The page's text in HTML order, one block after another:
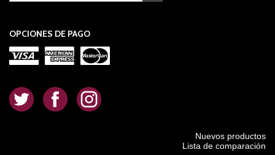
OPCIONES DE PAGO
. . .
Nuevos productos
Lista de comparación